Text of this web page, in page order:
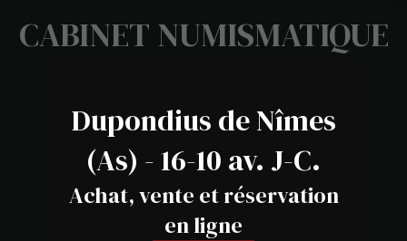
CABINET NUMISMATIQUE
Dupondius de Nîmes
(As) - 16-10 av. J-C.
Achat, vente et réservation
en ligne